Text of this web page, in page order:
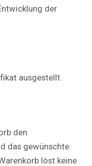
der
ausgestellt.
den
das gewünschte
löst keine